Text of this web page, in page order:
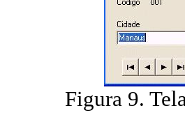
Figura 9.